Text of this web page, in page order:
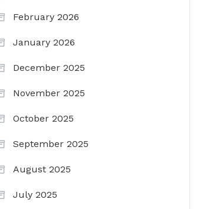
February 2026
January 2026
December 2025
November 2025
October 2025
September 2025
August 2025
July 2025